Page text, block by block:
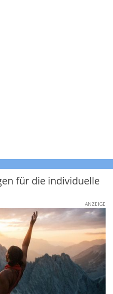
für die individuelle
ANZEIGE